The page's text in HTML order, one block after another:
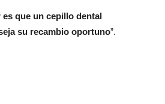
que un cepillo dental
su recambio oportuno”.